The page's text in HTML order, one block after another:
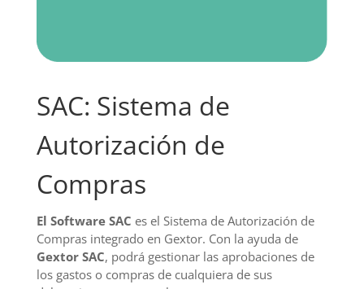
SAC: Sistema de
Autorización de
Compras
El Software SAC es el Sistema de Autorización de
Compras integrado en Gextor. Con la ayuda de
Gextor SAC, podrá gestionar las aprobaciones de
los gastos o compras de cualquiera de sus